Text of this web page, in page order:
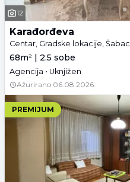
12
Karađorđeva
Centar, Gradske lokacije, Šabac
68m² | 2.5 sobe
Agencija • Uknjižen
Ažurirano 06.08.2026.
PREMIJUM